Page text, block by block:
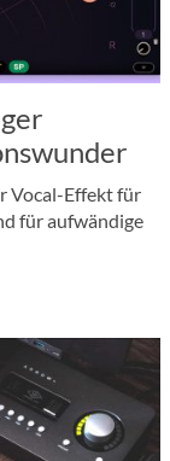
Vocal-Effekt für
für aufwändige